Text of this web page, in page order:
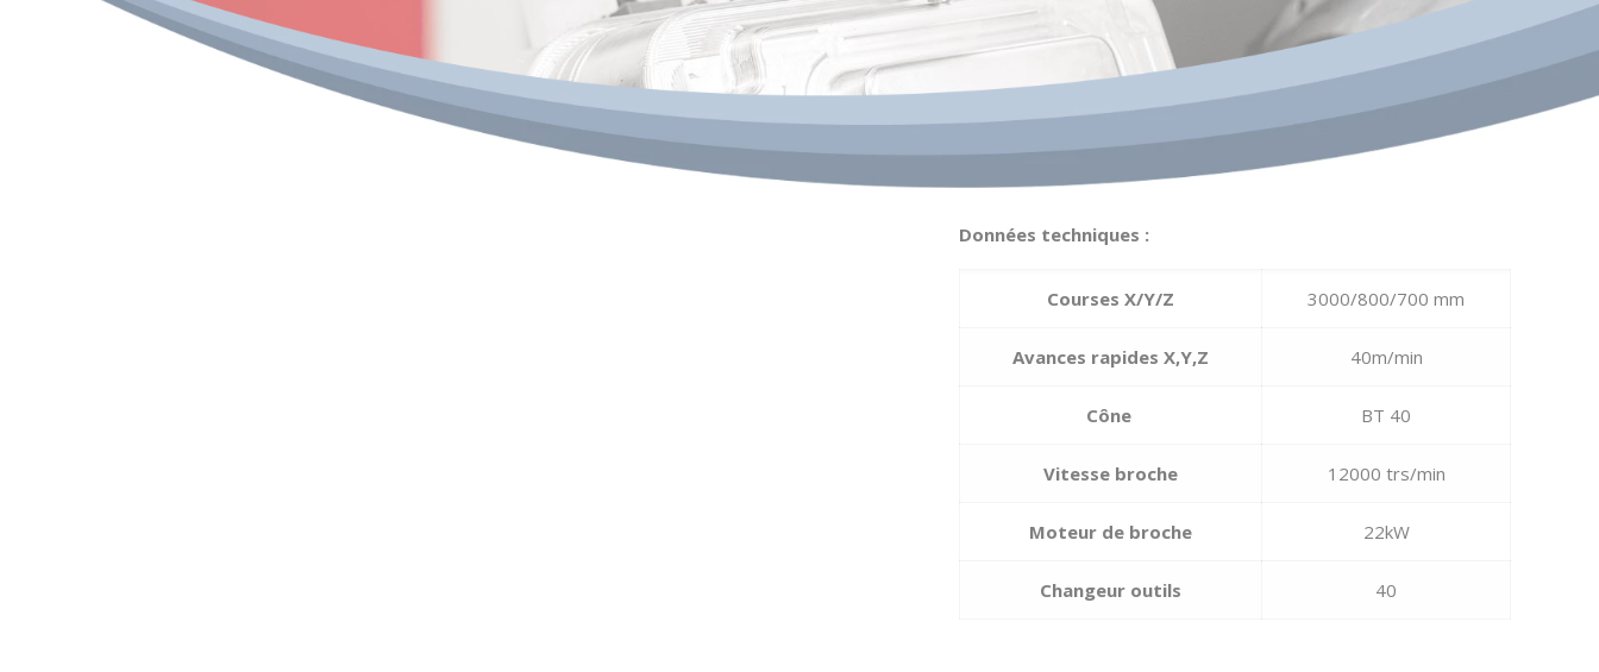
Données techniques :
Courses X/Y/Z 3000/800/700 mm
Avances rapides X,Y,Z 40m/min
Cône BT 40
Vitesse broche 12000 trs/min
Moteur de broche 22kW
Changeur outils 40